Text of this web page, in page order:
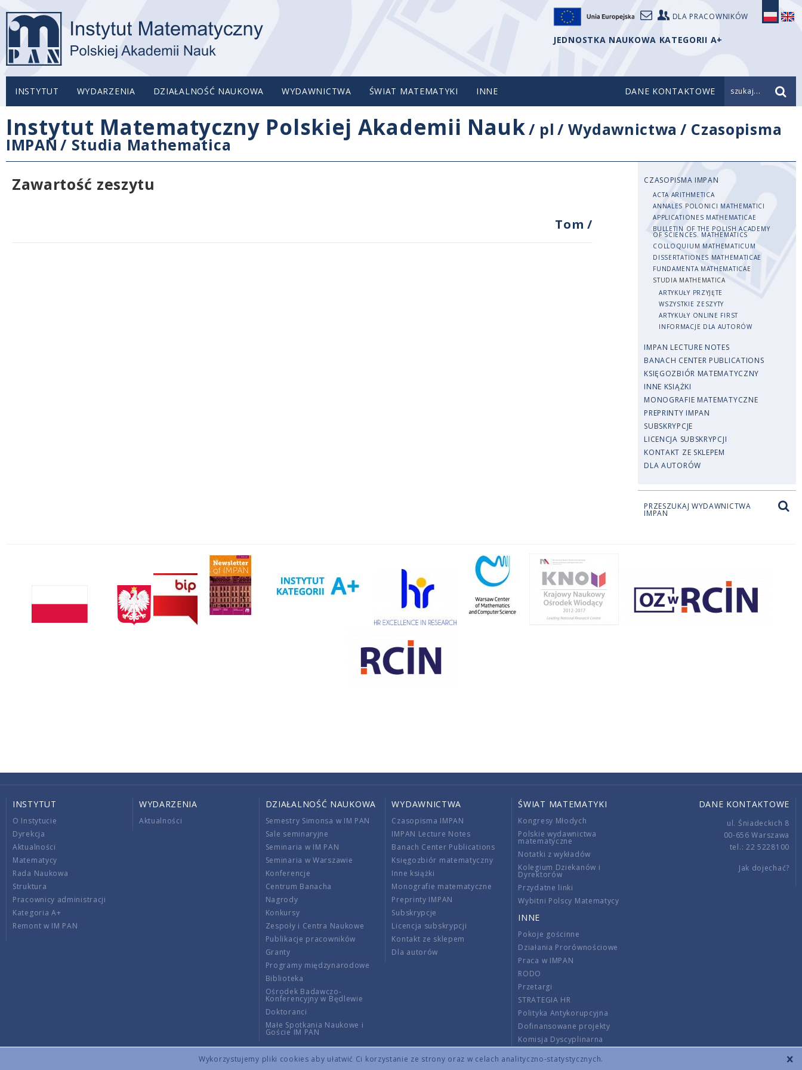
Wykorzystujemy pliki cookies aby ułatwić Ci korzystanie ze strony oraz w celach analityczno-statystycznych.
DLA PRACOWNIKÓW
JEDNOSTKA NAUKOWA KATEGORII A+
INSTYTUT WYDARZENIA DZIAŁALNOŚĆ NAUKOWA WYDAWNICTWA ŚWIAT MATEMATYKI INNE DANE KONTAKTOWE szukaj...
Instytut Matematyczny Polskiej Akademii Nauk/ pl /Wydawnictwa / Czasopisma
IMPAN / Studia Mathematica
Zawartość zeszytu
Tom/
CZASOPISMA IMPAN
ACTA ARITHMETICA
ANNALES POLONICI MATHEMATICI
APPLICATIONES MATHEMATICAE
BULLETIN OF THE POLISH ACADEMY
OF SCIENCES. MATHEMATICS
COLLOQUIUM MATHEMATICUM
DISSERTATIONES MATHEMATICAE
FUNDAMENTA MATHEMATICAE
STUDIA MATHEMATICA
ARTYKUŁY PRZYJĘTE
WSZYSTKIE ZESZYTY
ARTYKUŁY ONLINE FIRST
INFORMACJE DLA AUTORÓW
IMPAN LECTURE NOTES
BANACH CENTER PUBLICATIONS
KSIĘGOZBIÓR MATEMATYCZNY
INNE KSIĄŻKI
MONOGRAFIE MATEMATYCZNE
PREPRINTY IMPAN
SUBSKRYPCJE
LICENCJA SUBSKRYPCJI
KONTAKT ZE SKLEPEM
DLA AUTORÓW
PRZESZUKAJ WYDAWNICTWA
IMPAN
INSTYTUT
O Instytucie
Dyrekcja
Aktualności
Matematycy
Rada Naukowa
Struktura
Pracownicy administracji
Kategoria A+
Remont w IM PAN
WYDARZENIA
Aktualności
DZIAŁALNOŚĆ NAUKOWA
Semestry Simonsa w IM PAN
Sale seminaryjne
Seminaria w IM PAN
Seminaria w Warszawie
Konferencje
Centrum Banacha
Nagrody
Konkursy
Zespoły i Centra Naukowe
Publikacje pracowników
Granty
Programy międzynarodowe
Biblioteka
Ośrodek Badawczo-
Konferencyjny w Będlewie
Doktoranci
Małe Spotkania Naukowe i
Goście IM PAN
WYDAWNICTWA
Czasopisma IMPAN
IMPAN Lecture Notes
Banach Center Publications
Księgozbiór matematyczny
Inne książki
Monografie matematyczne
Preprinty IMPAN
Subskrypcje
Licencja subskrypcji
Kontakt ze sklepem
Dla autorów
ŚWIAT MATEMATYKI
Kongresy Młodych
Polskie wydawnictwa
matematyczne
Notatki z wykładów
Kolegium Dziekanów i
Dyrektorów
Przydatne linki
Wybitni Polscy Matematycy
INNE
Pokoje gościnne
Działania Prorównościowe
Praca w IMPAN
RODO
Przetargi
STRATEGIA HR
Polityka Antykorupcyjna
Dofinansowane projekty
Komisja Dyscyplinarna
Wnoszenie opłat
DANE KONTAKTOWE
ul. Śniadeckich 8
00-656 Warszawa
tel.: 22 5228100
Jak dojechać?